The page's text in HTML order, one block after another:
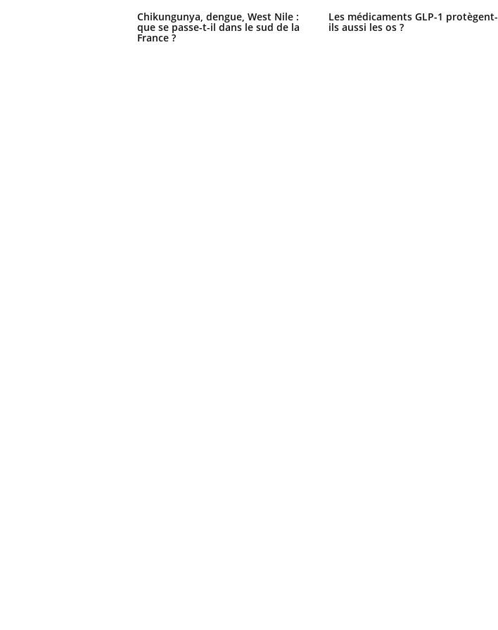
Chikungunya, dengue, West Nile :
que se passe-t-il dans le sud de la
France ?
Les médicaments GLP-1 protègent-
ils aussi les os ?